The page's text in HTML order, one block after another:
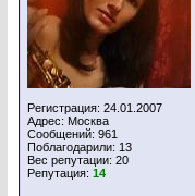
Регистрация: 24.01.2007
Адрес: Москва
Сообщений: 961
Поблагодарили: 13
Вес репутации: 20
Репутация: 14